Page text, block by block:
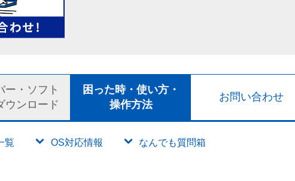
ー・ソフト
ウンロード
困った時・使い方・
操作方法
お問い合わせ
覧 OS対応情報 なんでも質問箱